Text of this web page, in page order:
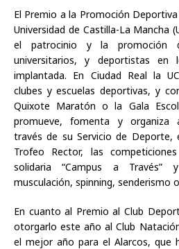
El Premio a la Promoción
Universidad de Castilla-La Mancha
el patrocinio y la promoción
universitarios, y deportistas en
implantada. En Ciudad Real la
clubes y escuelas deportivas, y
Quixote Maratón o la Gala
promueve, fomenta y organiza
través de su Servicio de Deporte,
Trofeo Rector, las
solidaria “Campus a
musculación, spinning, senderismo
En cuanto al Premio al Club
otorgarlo este año al Club
el mejor año para el Alarcos, que